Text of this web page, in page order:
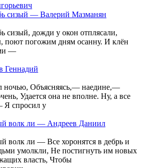
сизый — Валерий Мазманян
сизый, дожди у окон отплясали,
поют погожим дням осанну. И клён
—
Геннадий
ночью, Объясняясь,— наедине,—
Удается она не вполне. Ну, а все
Я спросил у
волк ли — Андреев Даниил
волк ли — Все хоронятся в дебрь и
умолкли, Не постигнуть им новых
власть, Чтобы